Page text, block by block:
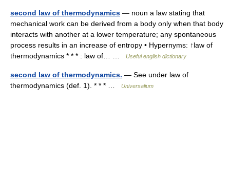
second law of thermodynamics — noun a law stating that
mechanical work can be derived from a body only when that body
interacts with another at a lower temperature; any spontaneous
process results in an increase of entropy • Hypernyms: ↑law of
thermodynamics * * * : law of… …
Useful english dictionary
second law of thermodynamics. — See under law of
thermodynamics (def. 1). * * * …
Universalium